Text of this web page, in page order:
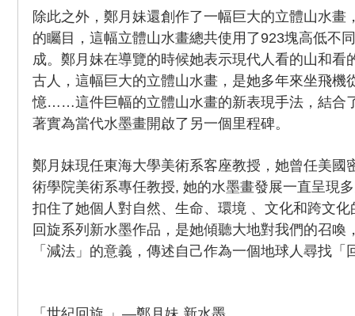
除此之外，鄭月妹還創作了一幅巨大的立體山水畫
的矚目，這幅立體山水畫總共使用了923塊高低不
成。鄭月妹在導覽的時候她表示現代人看的山和看
古人，這幅巨大的立體山水畫，是她多年來坐飛機
憶……這件巨幅的立體山水畫的新表現手法，結合
著實為當代水墨畫開啟了另一個里程碑。
鄭月妹現任東海大學美術系客座教授，她曾任美國
術學院美術系專任教授, 她的水墨畫發展一直呈現
扣住了她個人對自然、生命、環境 、文化和跨文
回旋系列新水墨作品，是她傾聽大地對我們的召喚
「減法」的意義，傳述自己作為一個地球人尋找「